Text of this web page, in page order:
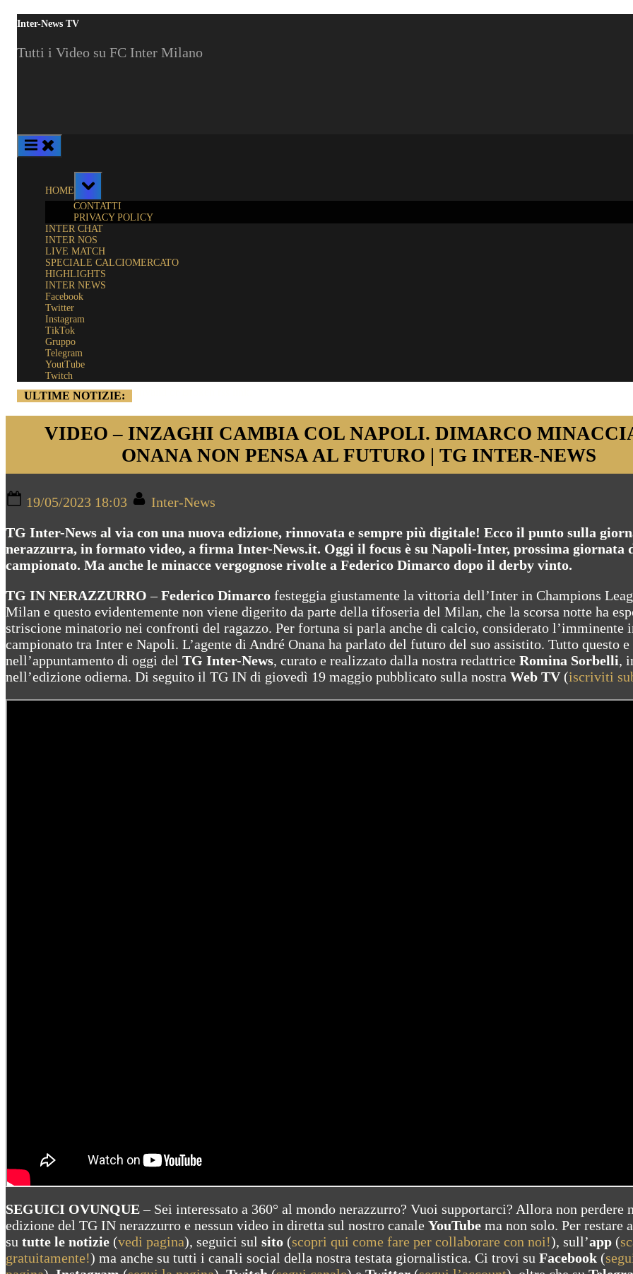
SkipInter-News TV
Tutti i Video su FC Inter Milano
HOME
Toggle
sub-
menu
CONTATTI
PRIVACY POLICY
INTER CHAT
INTER NOS
LIVE MATCH
SPECIALE CALCIOMERCATO
HIGHLIGHTS
INTER NEWS
Facebook
Twitter
Instagram
TikTok
Gruppo
Telegram
YoutTube
Twitch
ULTIME NOTIZIE:
VIDEO – INZAGHI CAMBIA COL NAPOLI. DIMARCO
ONANA NON PENSA AL FUTURO | TG INTER-NEWS
Posted
19/05/2023 18:03 By
Inter-News
TG Inter-News al via con una nuova edizione, rinnovata e sempre più digitale! Ecco il punto sulla
nerazzurra, in formato video, a firma Inter-News.it. Oggi il focus è su Napoli-Inter, prossima giornata
campionato. Ma anche le minacce vergognose rivolte a Federico Dimarco dopo il derby vinto.
TG IN NERAZZURRO –Federico Dimarco festeggia giustamente la vittoria dell’Inter in Champions
Milan e questo evidentemente non viene digerito da parte della tifoseria del Milan, che la scorsa notte ha
striscione minatorio nei confronti del ragazzo. Per fortuna si parla anche di calcio, considerato l’imminente
campionato tra Inter e Napoli. L’agente di André Onana ha parlato del futuro del suo assistito. Tutto questo
nell’appuntamento di oggi del TG Inter-News, curato e realizzato dalla nostra redattrice Romina Sorbelli,
nell’edizione odierna. Di seguito il TG IN di giovedì 19 maggio pubblicato sulla nostra Web TV(iscriviti
SEGUICI OVUNQUE– Sei interessato a 360° al mondo nerazzurro? Vuoi supportarci? Allora non perdere
edizione del TG IN nerazzurro e nessun video in diretta sul nostro canale YouTube ma non solo. Per restare
su tutte le notizie (vedi pagina), seguici sul sito (scopri qui come fare per collaborare con noi!), sull’app (
gratuitamente!) ma anche su tutti i canali social della nostra testata giornalistica. Ci trovi su Facebook (